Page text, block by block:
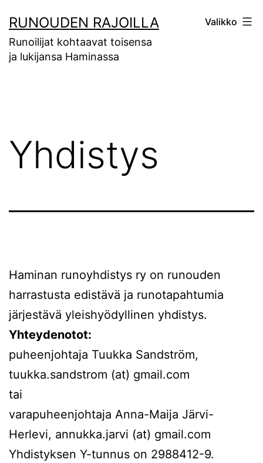
sisältöön
RUNOUDEN RAJOILLA
Runoilijat kohtaavat toisensa
ja lukijansa Haminassa
Valikko
Yhdistys
Haminan runoyhdistys ry on runouden
harrastusta edistävä ja runotapahtumia
järjestävä yleishyödyllinen yhdistys.
Yhteydenotot:
puheenjohtaja Tuukka Sandström,
tuukka.sandstrom (at) gmail.com
tai
varapuheenjohtaja Anna-Maija Järvi-
Herlevi, annukka.jarvi (at) gmail.com
Yhdistyksen Y-tunnus on 2988412-9.